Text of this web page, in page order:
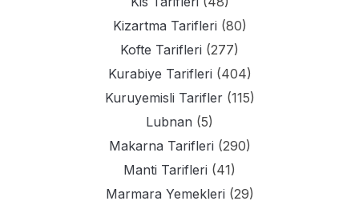
Kizartma Tarifleri (80)
Kofte Tarifleri (277)
Kurabiye Tarifleri (404)
Kuruyemisli Tarifler(115)
Lubnan (5)
Makarna Tarifleri (290)
Manti Tarifleri (41)
Marmara Yemekleri (29)